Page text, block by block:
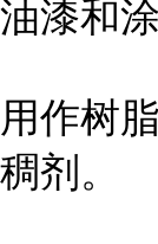
油漆和
用作树
稠剂。